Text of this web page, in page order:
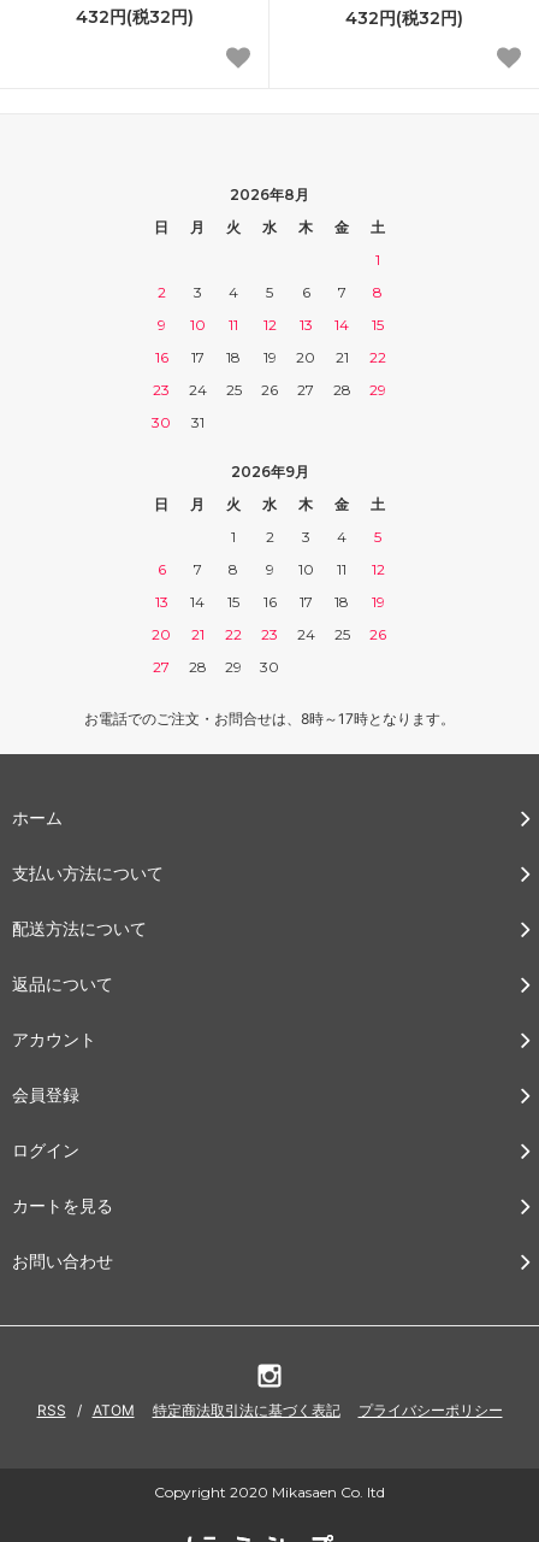
432円(税32円) 432円(税32円)
2026年8月
日
月 火 水 木 金
土
1
2
3 4 5 6 7
8
9
10 11 12 13 14
15
16
17 18 19 20 21
22
23
24 25 26 27 28
29
30
31
2026年9月
日
月 火 水 木 金
土
1
2 3 4
5
6
7 8 9 10 11
12
13
14 15 16 17 18
19
20
21 22 23 24 25
26
27
28 29 30
お電話でのご注文・お問合せは、8時～17時となります。
ホーム
支払い方法について
配送方法について
返品について
アカウント
会員登録
ログイン
カートを見る
お問い合わせ
RSS / ATOM 特定商法取引法に基づく表記 プライバシーポリシー
Copyright 2020 Mikasaen Co. ltd